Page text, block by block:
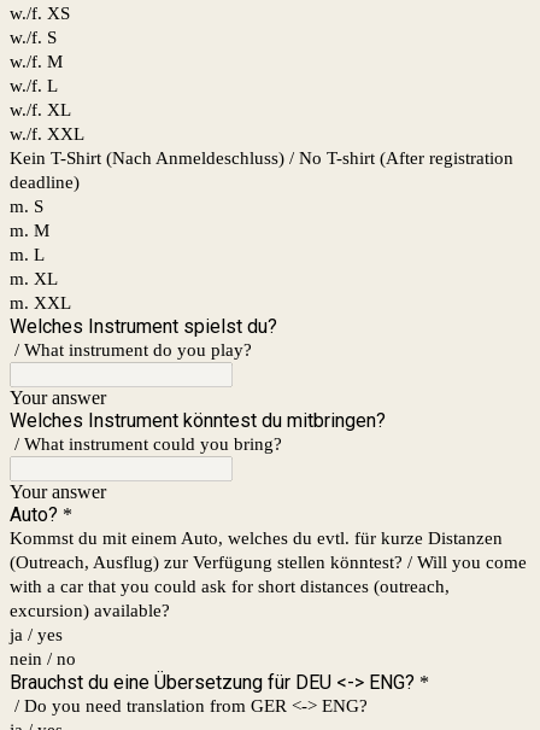
w./f. XS
w./f. S
w./f. M
w./f. L
w./f. XL
w./f. XXL
Kein T-Shirt (Nach Anmeldeschluss) / No T-shirt (After registration
deadline)
m. S
m. M
m. L
m. XL
m. XXL
Welches Instrument spielst du?
/ What instrument do you play?
Your answer
Welches Instrument könntest du mitbringen?
/ What instrument could you bring?
Your answer
Auto? *
Kommst du mit einem Auto, welches du evtl. für kurze Distanzen
(Outreach, Ausflug) zur Verfügung stellen könntest? / Will you come
with a car that you could ask for short distances (outreach,
excursion) available?
ja / yes
nein / no
Brauchst du eine Übersetzung für DEU <-> ENG? *
/ Do you need translation from GER <-> ENG?